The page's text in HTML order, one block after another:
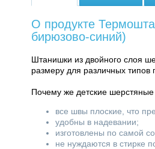
О продукте
бирюзово-синий)
Штанишки из двойного слоя
размеру для различных типов
Почему же детские
все швы плоские, что
удобны в надевании;
изготовлены по самой
не нуждаются в стирке